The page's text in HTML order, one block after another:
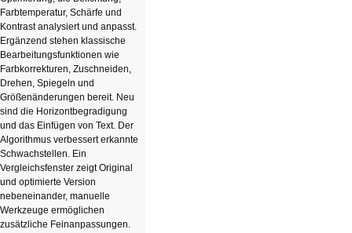
Farbtemperatur, Schärfe und
Kontrast analysiert und anpasst.
Ergänzend stehen klassische
Bearbeitungsfunktionen wie
Farbkorrekturen, Zuschneiden,
Drehen, Spiegeln und
Größenänderungen bereit. Neu
sind die Horizontbegradigung
und das Einfügen von Text. Der
Algorithmus verbessert erkannte
Schwachstellen. Ein
Vergleichsfenster zeigt Original
und optimierte Version
nebeneinander, manuelle
Werkzeuge ermöglichen
zusätzliche Feinanpassungen.